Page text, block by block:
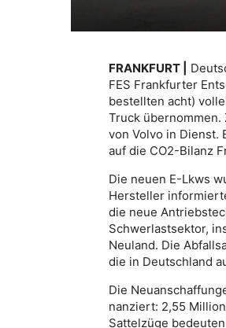
FRANKFURT |
FES Frankfurter
bestellten acht)
Truck
von Volvo in Dienst.
auf die CO2-Bilanz
Die neuen E-Lkws
Hersteller
die neue
Schwerlastsektor,
Neuland. Die
die in Deutschland
Die
nanziert: 2,55
Sattelzüge